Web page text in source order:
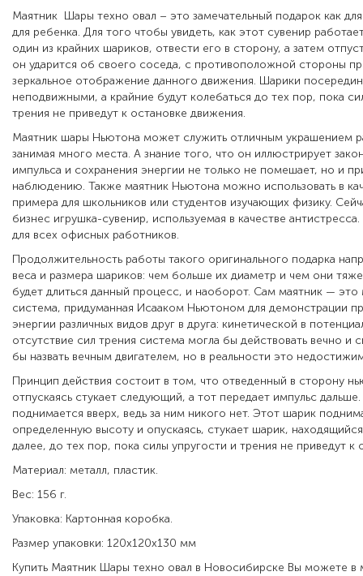
Маятник Шары техно овал – это замечательный подарок как
для ребенка. Для того чтобы увидеть, как этот сувенир
один из крайних шариков, отвести его в сторону, а затем
он ударится об своего соседа, с противоположной стороны
зеркальное отображение данного движения. Шарики
неподвижными, а крайние будут колебаться до тех пор, пока
трения не приведут к остановке движения.
Маятник шары Ньютона может служить отличным украшением
занимая много места. А знание того, что он иллюстрирует
импульса и сохранения энергии не только не помешает, но и
наблюдению. Также маятник Ньютона можно использовать в
примера для школьников или студентов изучающих физику.
бизнес игрушка-сувенир, используемая в качестве
для всех офисных работников.
Продолжительность работы такого оригинального подарка
веса и размера шариков: чем больше их диаметр и чем они
будет длиться данный процесс, и наоборот. Сам маятник — это
система, придуманная Исааком Ньютоном для демонстрации
энергии различных видов друг в друга: кинетической в
отсутствие сил трения система могла бы действовать вечно
бы назвать вечным двигателем, но в реальности это
Принцип действия состоит в том, что отведенный в сторону
отпускаясь стукает следующий, а тот передает импульс
поднимается вверх, ведь за ним никого нет. Этот шарик
определенную высоту и опускаясь, стукает шарик,
далее, до тех пор, пока силы упругости и трения не приведут к
Материал: металл, пластик.
Вес: 156 г.
Упаковка: Картонная коробка.
Размер упаковки: 120х120х130 мм
Купить Маятник Шары техно овал в Новосибирске Вы можете в